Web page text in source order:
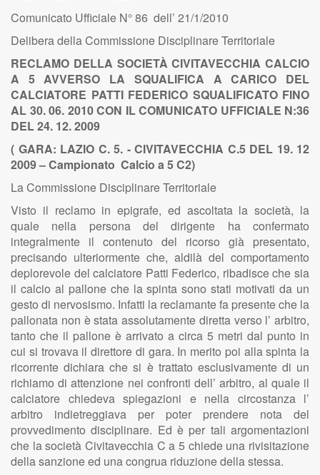
Comunicato Ufficiale N° 86 dell’ 21/1/2010
Delibera della Commissione Disciplinare Territoriale
RECLAMO DELLA SOCIETÀ CIVITAVECCHIA CALCIO
A 5 AVVERSO LA SQUALIFICA A CARICO DEL
CALCIATORE PATTI FEDERICO SQUALIFICATO FINO
AL 30. 06. 2010 CON IL COMUNICATO UFFICIALE N:36
DEL 24. 12. 2009
( GARA: LAZIO C. 5. - CIVITAVECCHIA C.5 DEL 19. 12
2009 – Campionato Calcio a 5 C2)
La Commissione Disciplinare Territoriale
Visto il reclamo in epigrafe, ed ascoltata la società, la
quale nella persona del dirigente ha confermato
integralmente il contenuto del ricorso già presentato,
precisando ulteriormente che, aldilà del comportamento
deplorevole del calciatore Patti Federico, ribadisce che sia
il calcio al pallone che la spinta sono stati motivati da un
gesto di nervosismo. Infatti la reclamante fa presente che la
pallonata non è stata assolutamente diretta verso l’ arbitro,
tanto che il pallone è arrivato a circa 5 metri dal punto in
cui si trovava il direttore di gara. In merito poi alla spinta la
ricorrente dichiara che si è trattato esclusivamente di un
richiamo di attenzione nei confronti dell’ arbitro, al quale il
calciatore chiedeva spiegazioni e nella circostanza l’
arbitro indietreggiava per poter prendere nota del
provvedimento disciplinare. Ed è per tali argomentazioni
che la società Civitavecchia C a 5 chiede una rivisitazione
della sanzione ed una congrua riduzione della stessa.